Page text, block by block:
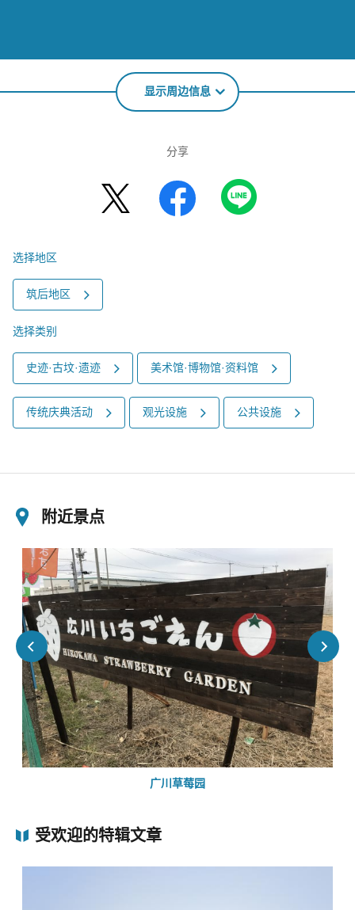
显示周边信息
分享
选择地区
筑后地区
选择类别
史迹·古坟·遗迹 美术馆·博物馆·资料馆
传统庆典活动 观光设施 公共设施
附近景点
广川草莓园
受欢迎的特辑文章